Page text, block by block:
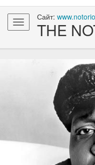
Toggle
navigation
Сайт:
THE